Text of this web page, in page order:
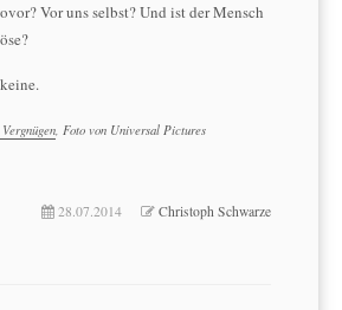
Vor uns selbst? Und ist der Mensch
, Foto von Universal Pictures
28.07.2014 Christoph Schwarze